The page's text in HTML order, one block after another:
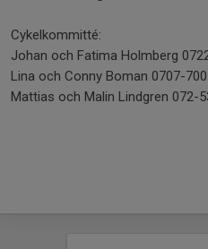
Cykelkommitté:
Johan och Fatima Holmberg
Lina och Conny Boman 0707-
Mattias och Malin Lindgren 072-